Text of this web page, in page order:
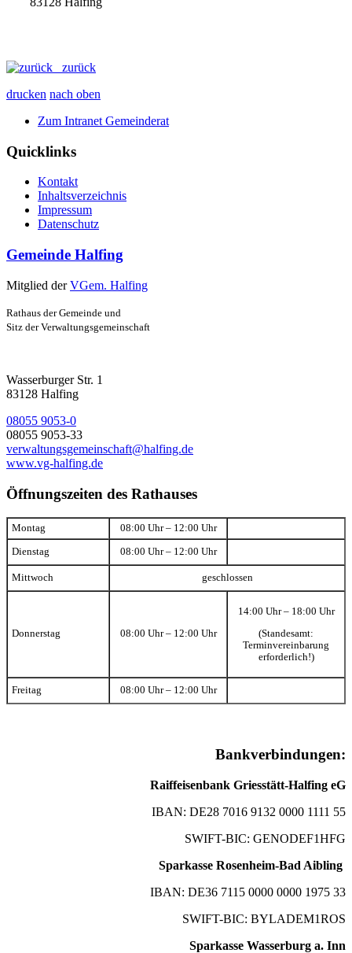
zurück
drucken nach oben
Zum Intranet Gemeinderat
Quicklinks
Kontakt
Inhaltsverzeichnis
Impressum
Datenschutz
Gemeinde Halfing
Mitglied derVGem. Halfing
Rathaus der Gemeinde und
Sitz der Verwaltungsgemeinschaft
Wasserburger Str. 1
83128 Halfing
08055 9053-0
08055 9053-33
verwaltungsgemeinschaft@halfing.de
www.vg-halfing.de
Öffnungszeiten des Rathauses
Montag 08:00 Uhr – 12:00 Uhr
Dienstag 08:00 Uhr – 12:00 Uhr
Mittwoch geschlossen
Donnerstag 08:00 Uhr – 12:00 Uhr
14:00 Uhr – 18:00 Uhr
(Standesamt:
Terminvereinbarung
erforderlich!)
Freitag 08:00 Uhr – 12:00 Uhr
Bankverbindungen:
Raiffeisenbank Griesstätt-Halfing eG
IBAN: DE28 7016 9132 0000 1111 55
SWIFT-BIC: GENODEF1HFG
Sparkasse Rosenheim-Bad Aibling
IBAN: DE36 7115 0000 0000 1975 33
SWIFT-BIC: BYLADEM1ROS
Sparkasse Wasserburg a. Inn